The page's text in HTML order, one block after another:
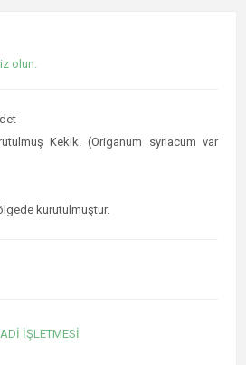
olun.
Kekik. (Origanum syriacum var
kurutulmuştur.
İŞLETMESİ